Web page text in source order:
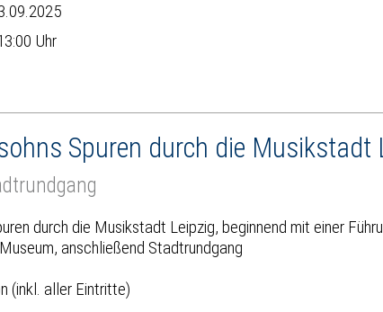
Uhr
Spuren durch die Musikstadt
durch die Musikstadt Leipzig, beginnend mit einer
anschließend Stadtrundgang
(inkl. aller Eintritte)